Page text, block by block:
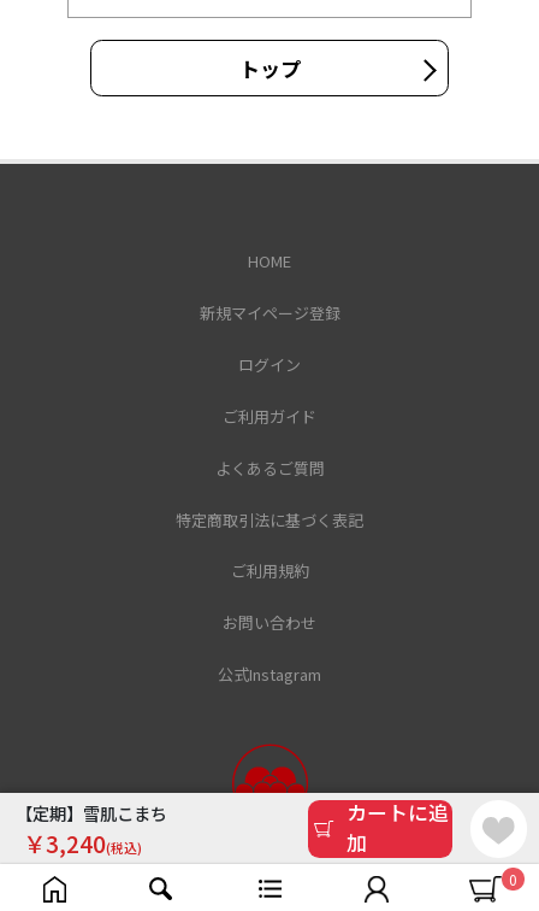
【定期】雪肌こまち
￥3,240(税込)
カートに追
加
トップ
HOME
新規マイページ登録
ログイン
ご利用ガイド
よくあるご質問
特定商取引法に基づく表記
ご利用規約
お問い合わせ
公式Instagram
Copyright(c) Tsubaki Yakusho Co.,Ltd. All Rights Reserved.